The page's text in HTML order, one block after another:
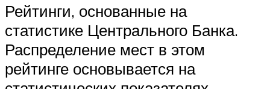
Рейтинги, основанные на
статистике Центрального Банка.
Распределение мест в этом
рейтинге основывается на